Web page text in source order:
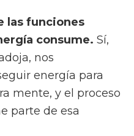
las funciones
consume. Sí,
nos
energía para
mente, y el proceso
parte de esa